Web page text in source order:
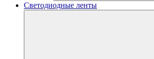
Светодиодные ленты